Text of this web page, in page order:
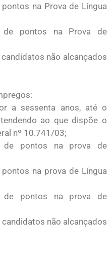
na Prova de Língua
de pontos na Prova de
não alcançados
a sessenta anos, até o
ao que dispõe o
nº 10.741/03;
de pontos na prova de
na prova de Língua
de pontos na prova de
não alcançados